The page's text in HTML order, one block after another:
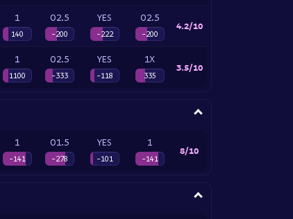
1
140
O2.5
-200
YES
-222
O2.5
-200
4.2/10
1
1100
O2.5
-333
YES
-118
1X
335
3.5/10
1
-141
O1.5
-278
YES
-101
1
-141
8/10